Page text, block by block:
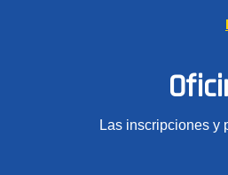
Las inscripciones y